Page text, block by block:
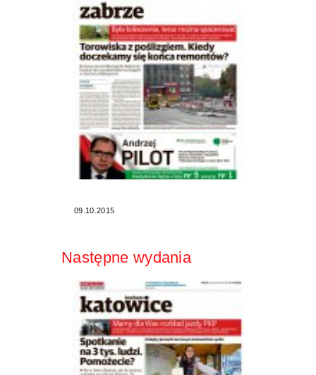
09.10.2015
Następne wydania